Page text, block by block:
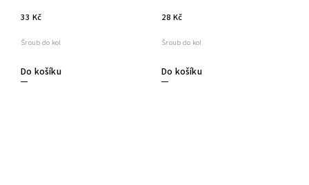
33 Kč
Do košíku
Šroub do kol
28 Kč
Do košíku
Šroub do kol